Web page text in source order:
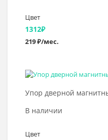
Цвет
1312₽
219 ₽/мес.
Упор дверной
В наличии
Цвет